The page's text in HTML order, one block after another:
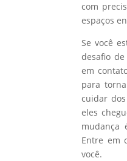
com
espaços
Se você
desafio
em
para
cuidar
eles
mudança
Entre em
você.